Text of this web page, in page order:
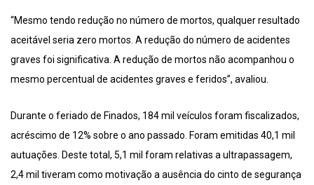
“Mesmo tendo redução no número de mortos, qualquer resultado
aceitável seria zero mortos. A redução do número de acidentes
graves foi significativa. A redução de mortos não acompanhou o
mesmo percentual de acidentes graves e feridos”, avaliou.
Durante o feriado de Finados, 184 mil veículos foram fiscalizados,
acréscimo de 12% sobre o ano passado. Foram emitidas 40,1 mil
autuações. Deste total, 5,1 mil foram relativas a ultrapassagem,
2,4 mil tiveram como motivação a ausência do cinto de segurança